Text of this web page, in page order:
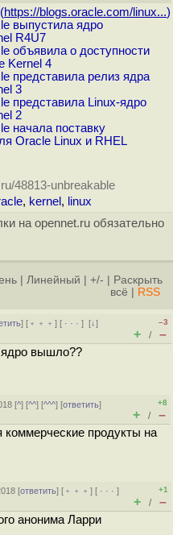
https://blogs.oracle.com/linux...)
выпустила ядро
R4U7
объявила о доступности
Kernel 4
представила релиз ядра
3
представила Linux-ядро
2
начала поставку
Oracle Linux и RHEL
48813-unbreakable
, kernel , linux
на opennet.ru обязательно
Линейный +/-
Раскрыть
всё
RSS
] [ ﹢﹢﹢] [ · · ·][↓]
–3
+ / –
ядро вышло??
[^] [^^] [^^^] [ответить]
+8
+ / –
продукты на
[ответить] [ ﹢﹢﹢] [ · · ·]
+1
+ / –
анонима Ларри